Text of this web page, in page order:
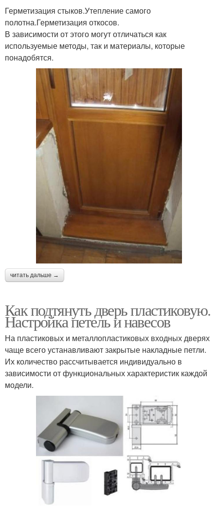
Герметизация стыков.Утепление самого
полотна.Герметизация откосов.
В зависимости от этого могут отличаться как
используемые методы, так и материалы, которые
понадобятся.
читать дальше →
Как подтянуть дверь пластиковую.
Настройка петель и навесов
На пластиковых и металлопластиковых входных дверях
чаще всего устанавливают закрытые накладные петли.
Их количество рассчитывается индивидуально в
зависимости от функциональных характеристик каждой
модели.